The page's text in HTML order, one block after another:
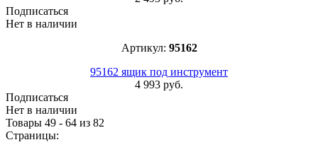
Подписаться
Нет в наличии
Артикул: 95162
95162 ящик под инструмент
4 993 руб.
Подписаться
Нет в наличии
Товары 49 - 64 из 82
Страницы: